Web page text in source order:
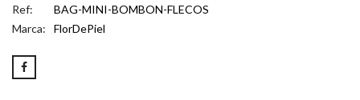
Ref:
BAG-MINI-BOMBON-FLECOS
Marca:
FlorDePiel